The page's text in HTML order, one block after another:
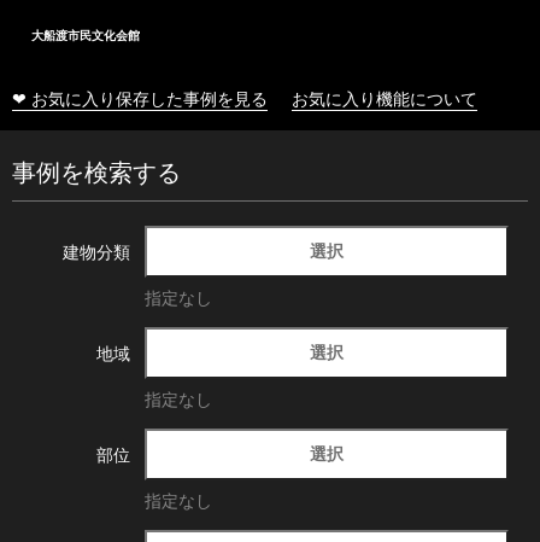
大船渡市民文化会館
❤ お気に入り保存した事例を見る お気に入り機能について
事例を検索する
建物分類 選択
指定なし
地域 選択
指定なし
部位 選択
指定なし